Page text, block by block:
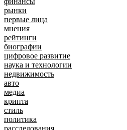
рынки
первые лица
мнения
рейтинги
биографии
цифровое развитие
наука и технологии
недвижимость
авто
медиа
крипта
стиль
политика
расследования